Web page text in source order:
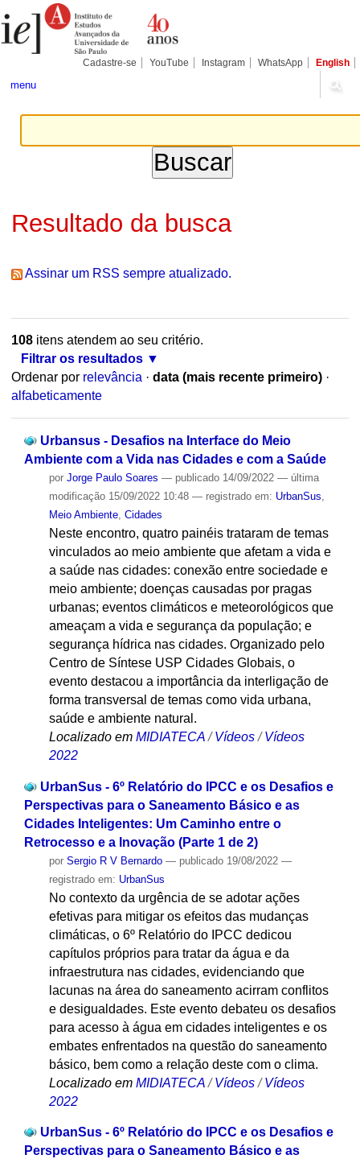
para
conteúdo.
Pessoais
Cadastre-se YouTube Instagram WhatsApp English
menu
Resultado da busca
Assinar um RSS sempre atualizado.
108itens atendem ao seu critério.
Filtrar os resultados
Ordenar por relevância · data (mais recente primeiro) ·
alfabeticamente
Urbansus - Desafios na Interface do Meio
Ambiente com a Vida nas Cidades e com a Saúde
por Jorge Paulo Soares — publicado14/09/2022 — última
modificação15/09/2022 10:48 — registrado em: UrbanSus
Meio Ambiente, Cidades
Neste encontro, quatro painéis trataram de temas
vinculados ao meio ambiente que afetam a vida e
a saúde nas cidades: conexão entre sociedade e
meio ambiente; doenças causadas por pragas
urbanas; eventos climáticos e meteorológicos que
ameaçam a vida e segurança da população; e
segurança hídrica nas cidades. Organizado pelo
Centro de Síntese USP Cidades Globais, o
evento destacou a importância da interligação de
forma transversal de temas como vida urbana,
saúde e ambiente natural.
Localizado em MIDIATECA /Vídeos /Vídeos
2022
UrbanSus - 6º Relatório do IPCC e os Desafios e
Perspectivas para o Saneamento Básico e as
Cidades Inteligentes: Um Caminho entre o
Retrocesso e a Inovação (Parte 1 de 2)
por Sergio R V Bernardo — publicado19/08/2022 —
registrado em: UrbanSus
No contexto da urgência de se adotar ações
efetivas para mitigar os efeitos das mudanças
climáticas, o 6º Relatório do IPCC dedicou
capítulos próprios para tratar da água e da
infraestrutura nas cidades, evidenciando que
lacunas na área do saneamento acirram conflitos
e desigualdades. Este evento debateu os desafios
para acesso à água em cidades inteligentes e os
embates enfrentados na questão do saneamento
básico, bem como a relação deste com o clima.
Localizado em MIDIATECA /Vídeos /Vídeos
2022
UrbanSus - 6º Relatório do IPCC e os Desafios e
Perspectivas para o Saneamento Básico e as